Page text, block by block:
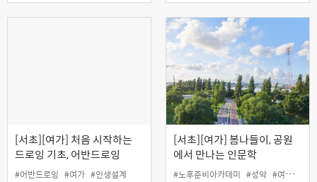
[서초][여가] 처음 시작하는
드로잉 기초, 어반드로잉
#어반드로잉 #여가 #인생설계
[서초][여가] 봄나들이, 공원
에서 만나는 인문학
#노후준비아카데미 #성악 #여가